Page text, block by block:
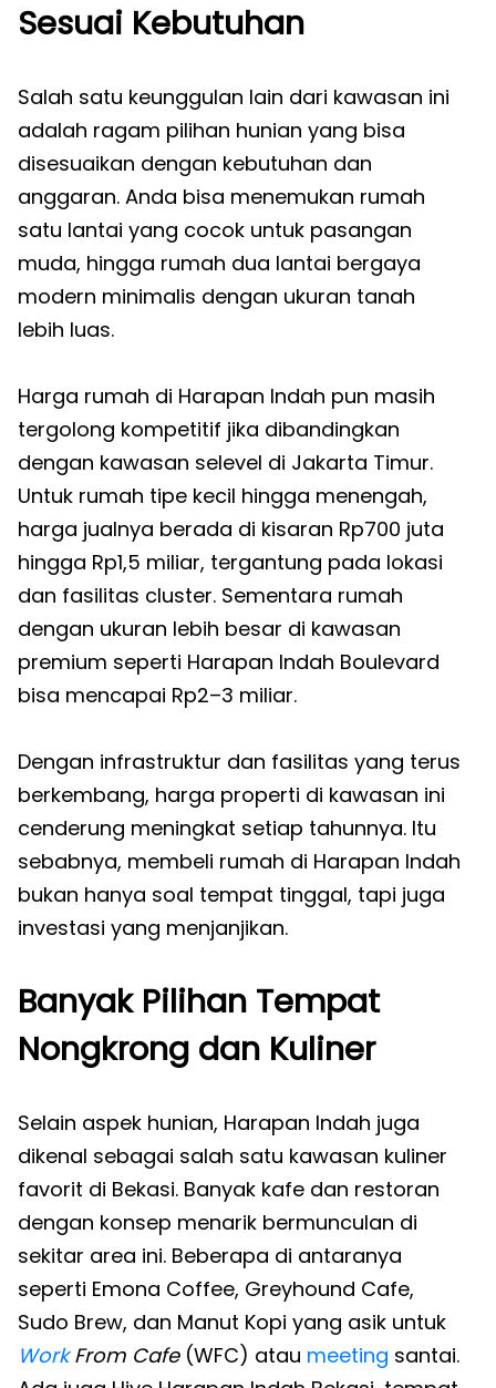
Sesuai Kebutuhan
Salah satu keunggulan lain dari kawasan ini
adalah ragam pilihan hunian yang bisa
disesuaikan dengan kebutuhan dan
anggaran. Anda bisa menemukan rumah
satu lantai yang cocok untuk pasangan
muda, hingga rumah dua lantai bergaya
modern minimalis dengan ukuran tanah
lebih luas.
Harga rumah di Harapan Indah pun masih
tergolong kompetitif jika dibandingkan
dengan kawasan selevel di Jakarta Timur.
Untuk rumah tipe kecil hingga menengah,
harga jualnya berada di kisaran Rp700 juta
hingga Rp1,5 miliar, tergantung pada lokasi
dan fasilitas cluster. Sementara rumah
dengan ukuran lebih besar di kawasan
premium seperti Harapan Indah Boulevard
bisa mencapai Rp2–3 miliar.
Dengan infrastruktur dan fasilitas yang terus
berkembang, harga properti di kawasan ini
cenderung meningkat setiap tahunnya. Itu
sebabnya, membeli rumah di Harapan Indah
bukan hanya soal tempat tinggal, tapi juga
investasi yang menjanjikan.
Banyak Pilihan Tempat
Nongkrong dan Kuliner
Selain aspek hunian, Harapan Indah juga
dikenal sebagai salah satu kawasan kuliner
favorit di Bekasi. Banyak kafe dan restoran
dengan konsep menarik bermunculan di
sekitar area ini. Beberapa di antaranya
seperti Emona Coffee, Greyhound Cafe,
Sudo Brew, dan Manut Kopi yang asik untuk
WorkFrom Cafe(WFC) atau meeting santai.